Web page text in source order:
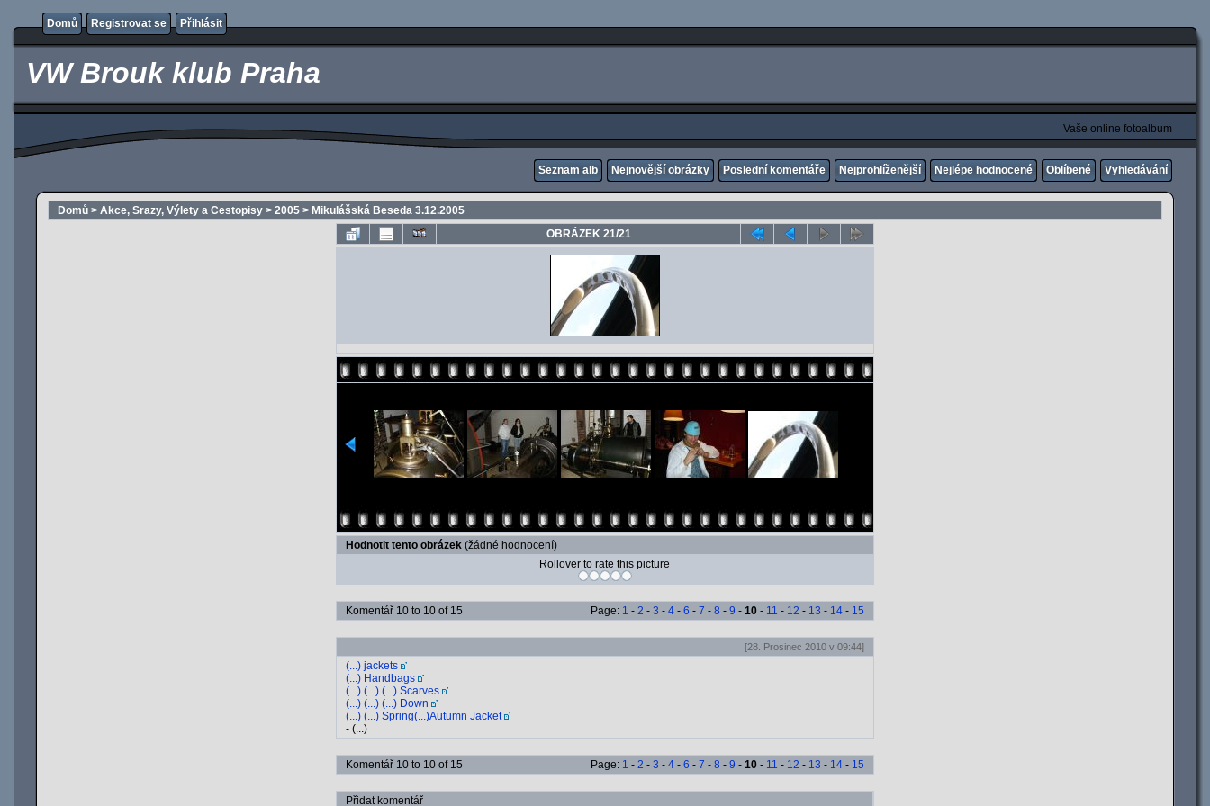
Domů Registrovat se Přihlásit
VW Brouk klub Praha
Vaše online fotoalbum
Seznam alb Nejnovější obrázky Poslední komentáře Nejprohlíženější Nejlépe hodnocené Oblíbené Vyhledávání
Domů > Akce, Srazy, Výlety a Cestopisy > 2005 > Mikulášská Beseda 3.12.2005
OBRÁZEK 21/21
Hodnotit tento obrázek (žádné hodnocení)
Rollover to rate this picture
Komentář 10 to 10 of 15 Page: 1 - 2 - 3 - 4 - 6 - 7 - 8 - 9 - 10 - 11 - 12 - 13 - 14 - 15
[28. Prosinec 2010 v 09:44]
(...) jackets
(...) Handbags
(...) (...) (...) Scarves
(...) (...) (...) Down
(...) (...) Spring(...)Autumn Jacket
- (...)
Komentář 10 to 10 of 15 Page: 1 - 2 - 3 - 4 - 6 - 7 - 8 - 9 - 10 - 11 - 12 - 13 - 14 - 15
Přidat komentář